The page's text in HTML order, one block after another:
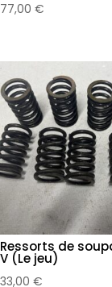
77,00 €
Ressorts de
V (Le jeu)
33,00 €